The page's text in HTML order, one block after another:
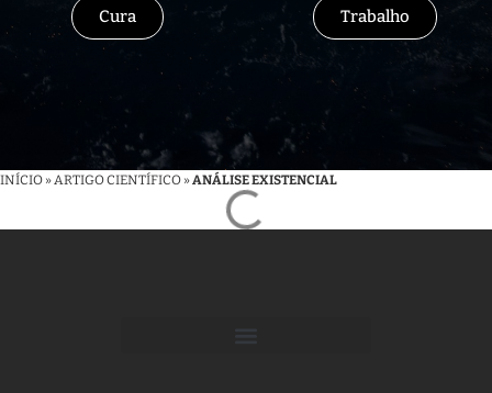
Cura Trabalho
INÍCIO »ARTIGO CIENTÍFICO »ANÁLISE EXISTENCIAL